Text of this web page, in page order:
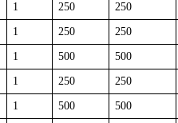
1 250 250
1 250 250
1 500 500
1 250 250
1 500 500